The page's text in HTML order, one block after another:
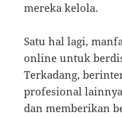
mereka kelola.
Satu hal lagi,
online untuk
Terkadang,
profesional
dan memberikan